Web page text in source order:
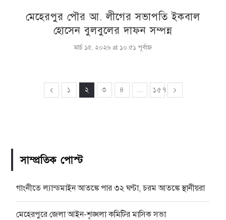
মেহেরপুর পৌর আ. লীগের সভাপতি ইকবাল
হোসেন বুলবুলের দাফন সম্পন্ন
মার্চ ১৫, ২০২৬ at ১০:৫১ পূর্বাহ্ণ
১ ২ ৩ ৪ … ১৫৭
সাম্প্রতিক পোস্ট
গাংনীতে ল্যান্ডমাইন আতঙ্কে পার ৩২ ঘণ্টা, চরম আতঙ্কে স্থানীয়রা
মেহেরপুরে জেলা আইন-শৃঙ্খলা কমিটির মাসিক সভা